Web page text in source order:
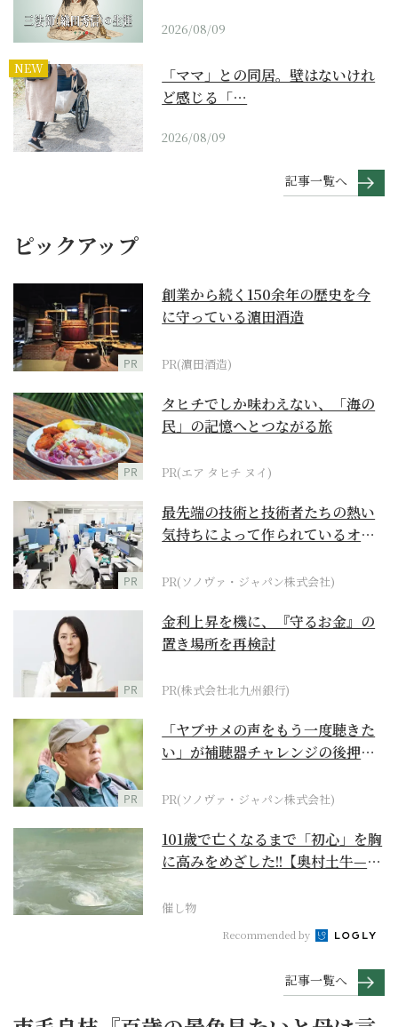
2026/08/09
NEW
「ママ」との同居。壁はないけれ
ど感じる「…
2026/08/09
記事一覧へ
ピックアップ
PR
創業から続く150余年の歴史を今
に守っている濵田酒造
PR(濵田酒造)
PR
タヒチでしか味わえない、「海の
民」の記憶へとつながる旅
PR(エア タヒチ ヌイ)
PR
最先端の技術と技術者たちの熱い
気持ちによって作られているオー
PR(ソノヴァ・ジャパン株式会社)
PR
金利上昇を機に、『守るお金』の
置き場所を再検討
PR(株式会社北九州銀行)
PR
「ヤブサメの声をもう一度聴きた
い」が補聴器チャレンジの後押し
PR(ソノヴァ・ジャパン株式会社)
101歳で亡くなるまで「初心」を胸
に高みをめざした!!【奥村土牛—名
催し物
Recommended by
記事一覧へ